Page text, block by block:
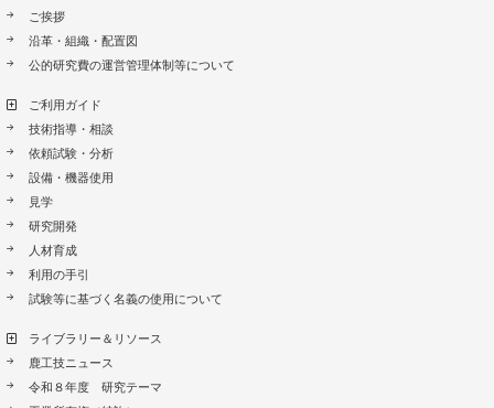
ご挨拶
沿革・組織・配置図
公的研究費の運営管理体制等について
ご利用ガイド
技術指導・相談
依頼試験・分析
設備・機器使用
見学
研究開発
人材育成
利用の手引
試験等に基づく名義の使用について
ライブラリー＆リソース
鹿工技ニュース
令和８年度 研究テーマ